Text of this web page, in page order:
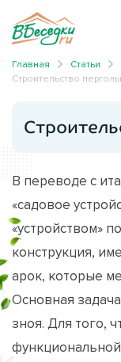
Главная Статьи
Строительство перголы
В переводе с
«садовое
«устройством»
конструкция,
арок, которые
Основная
зноя. Для того,